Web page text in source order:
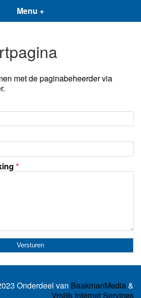
Menu +
met de paginabeheerder via
*
Onderdeel van BaakmanMedia&
Vrolijk Internet Services